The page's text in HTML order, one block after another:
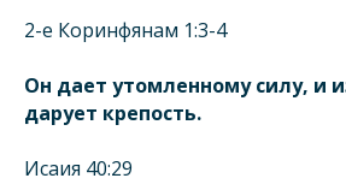
2-е Коринфянам 1:3-4
Он дает утомленному силу, и
дарует крепость.
Исаия 40:29